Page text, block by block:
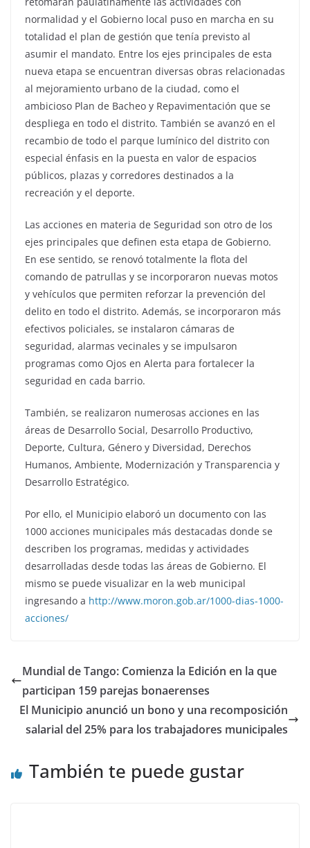
normalidad y el Gobierno local puso en marcha en su
totalidad el plan de gestión que tenía previsto al
asumir el mandato. Entre los ejes principales de esta
nueva etapa se encuentran diversas obras relacionadas
al mejoramiento urbano de la ciudad, como el
ambicioso Plan de Bacheo y Repavimentación que se
despliega en todo el distrito. También se avanzó en el
recambio de todo el parque lumínico del distrito con
especial énfasis en la puesta en valor de espacios
públicos, plazas y corredores destinados a la
recreación y el deporte.
Las acciones en materia de Seguridad son otro de los
ejes principales que definen esta etapa de Gobierno.
En ese sentido, se renovó totalmente la flota del
comando de patrullas y se incorporaron nuevas motos
y vehículos que permiten reforzar la prevención del
delito en todo el distrito. Además, se incorporaron más
efectivos policiales, se instalaron cámaras de
seguridad, alarmas vecinales y se impulsaron
programas como Ojos en Alerta para fortalecer la
seguridad en cada barrio.
También, se realizaron numerosas acciones en las
áreas de Desarrollo Social, Desarrollo Productivo,
Deporte, Cultura, Género y Diversidad, Derechos
Humanos, Ambiente, Modernización y Transparencia y
Desarrollo Estratégico.
Por ello, el Municipio elaboró un documento con las
1000 acciones municipales más destacadas donde se
describen los programas, medidas y actividades
desarrolladas desde todas las áreas de Gobierno. El
mismo se puede visualizar en la web municipal
ingresando a http://www.moron.gob.ar/1000-dias-1000-
acciones/
Mundial de Tango: Comienza la Edición en la que
participan 159 parejas bonaerenses
El Municipio anunció un bono y una recomposición
salarial del 25% para los trabajadores municipales
También te puede gustar